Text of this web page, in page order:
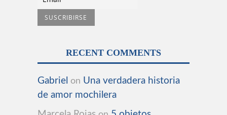
RECENT COMMENTS
Gabriel on Una verdadera historia
de amor mochilera